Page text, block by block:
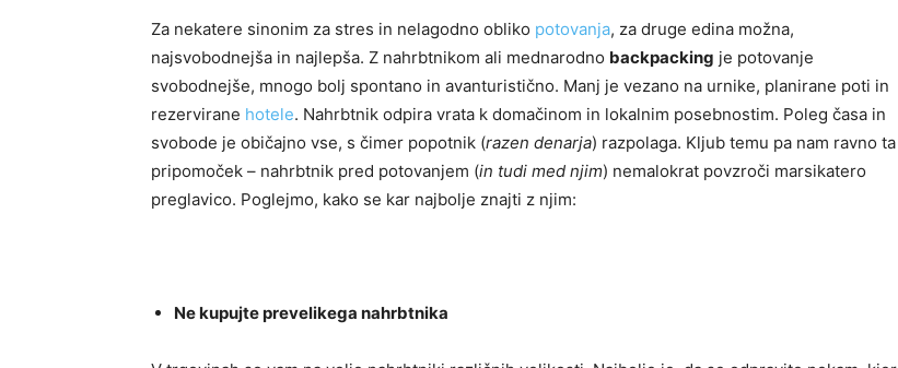
Za nekatere sinonim za stres in nelagodno obliko potovanja, za druge edina možna,
najsvobodnejša in najlepša. Z nahrbtnikom ali mednarodno backpacking je potovanje
svobodnejše, mnogo bolj spontano in avanturistično. Manj je vezano na urnike, planirane poti in
rezervirane hotele. Nahrbtnik odpira vrata k domačinom in lokalnim posebnostim. Poleg časa in
svobode je običajno vse, s čimer popotnik (razen denarja) razpolaga. Kljub temu pa nam ravno ta
pripomoček – nahrbtnik pred potovanjem (in tudi med njim) nemalokrat povzroči marsikatero
preglavico. Poglejmo, kako se kar najbolje znajti z njim:
Ne kupujte prevelikega nahrbtnika